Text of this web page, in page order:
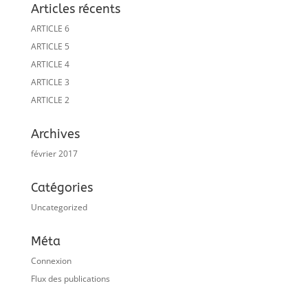
Articles récents
ARTICLE 6
ARTICLE 5
ARTICLE 4
ARTICLE 3
ARTICLE 2
Archives
février 2017
Catégories
Uncategorized
Méta
Connexion
Flux des publications